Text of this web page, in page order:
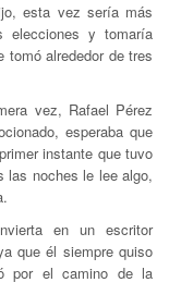
esta vez sería más
elecciones y tomaría
tomó alrededor de tres
vez, Rafael Pérez
esperaba que
instante que tuvo
las noches le lee algo,
en un escritor
que él siempre quiso
por el camino de la